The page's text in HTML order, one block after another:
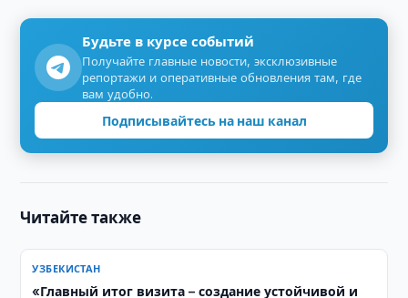
Будьте в курсе событий
Получайте главные новости, эксклюзивные
репортажи и оперативные обновления там, где
вам удобно.
Подписывайтесь на наш канал
Читайте также
УЗБЕКИСТАН
«Главный итог визита – создание устойчивой и